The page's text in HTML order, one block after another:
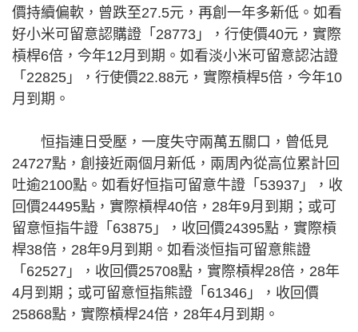
價持續偏軟，曾跌至27.5元，再創一年多新低。如看
好小米可留意認購證「28773」，行使價40元，實際
槓桿6倍，今年12月到期。如看淡小米可留意認沽證
「22825」，行使價22.88元，實際槓桿5倍，今年10
月到期。
恒指連日受壓，一度失守兩萬五關口，曾低見
24727點，創接近兩個月新低，兩周內從高位累計回
吐逾2100點。如看好恒指可留意牛證「53937」，收
回價24495點，實際槓桿40倍，28年9月到期；或可
留意恒指牛證「63875」，收回價24395點，實際槓
桿38倍，28年9月到期。如看淡恒指可留意熊證
「62527」，收回價25708點，實際槓桿28倍，28年
4月到期；或可留意恒指熊證「61346」，收回價
25868點，實際槓桿24倍，28年4月到期。